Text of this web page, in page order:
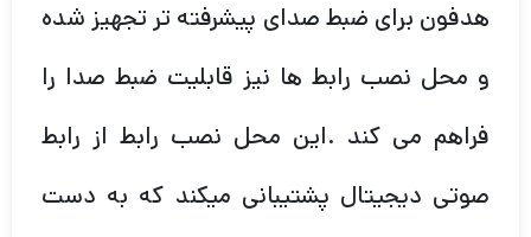
هدفون برای ضبط صدای پیشرفته تر تجهیز شده
و محل نصب رابط ها نیز قابلیت ضبط صدا را
فراهم می کند .این محل نصب رابط از رابط
صوتی دیجیتال پشتیبانی میکند که به دست